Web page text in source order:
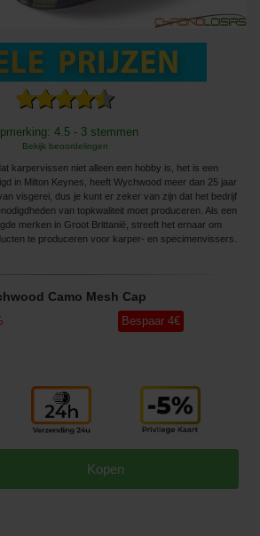
4.5 - 3 stemmen
Bekijk beoordelingen
karpervissen niet alleen een hobby is, het is een
in Milton Keynes, heeft Wychwood meer dan 25 jaar
visgerei, dus je kunt er zeker van zijn dat het bedrijf
van topkwaliteit moet produceren. Als een
merken in Groot Brittanië, streeft het ernaar om
te produceren voor karper- en specimenvissers.
Camo Mesh Cap
Bespaar 4€
Kopen